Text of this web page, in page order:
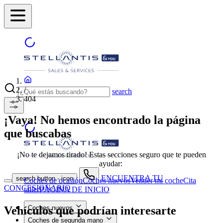
search
search button - icon
ENCUENTRA TU
CONCESIONARIO
Coches nuevos
Coches de segunda mano
/
404
¡Vaya! No hemos encontrado la página
que buscabas
¡No te dejamos tirado! Estas secciones seguro que te pueden
ayudar:
Coches de ocasiónCoches nuevosVender mi cocheCita
tallerPÁGINA DE INICIO
Vehículos que podrían interesarte